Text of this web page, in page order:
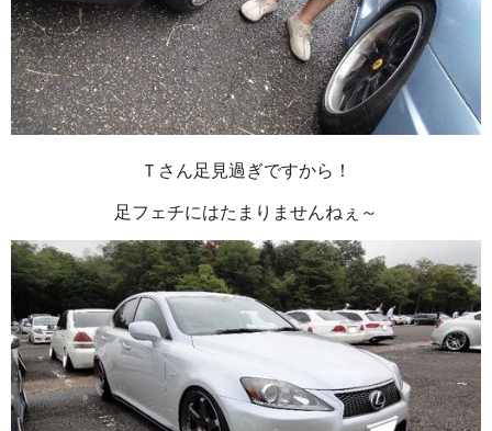
Ｔさん足見過ぎですから！
足フェチにはたまりませんねぇ～